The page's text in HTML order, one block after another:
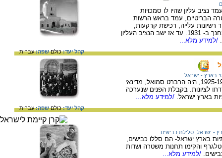
עליון שהיו לו סמכויות
הבריטיים, עמד בראש הרשות
רשיונות עלייה, רכישת קרקעות,
ענייני בריאות, חינוך וכו'. ארמון הנציב העליון נחנך ב- 1931. עד אז ישב הנציב העליון
/למידע מלא...
קהל יעד:כולםשפה:עברית
בארץ - ישראל
הנציב העליון הראשון בארץ ישראל בשנים 1925-1920, היה הרברט סמואל, מדינאי
לציונות. בקבלת הפנים שנערכה
בארץ ישראל. /למידע מלא...
קהל יעד:כולםשפה:עברית
- ישראל סלילת כבישים
בארץ ישראל- הם סללו כבישים,
והקימו תחנות משטרה ושדות
/למידע מלא...